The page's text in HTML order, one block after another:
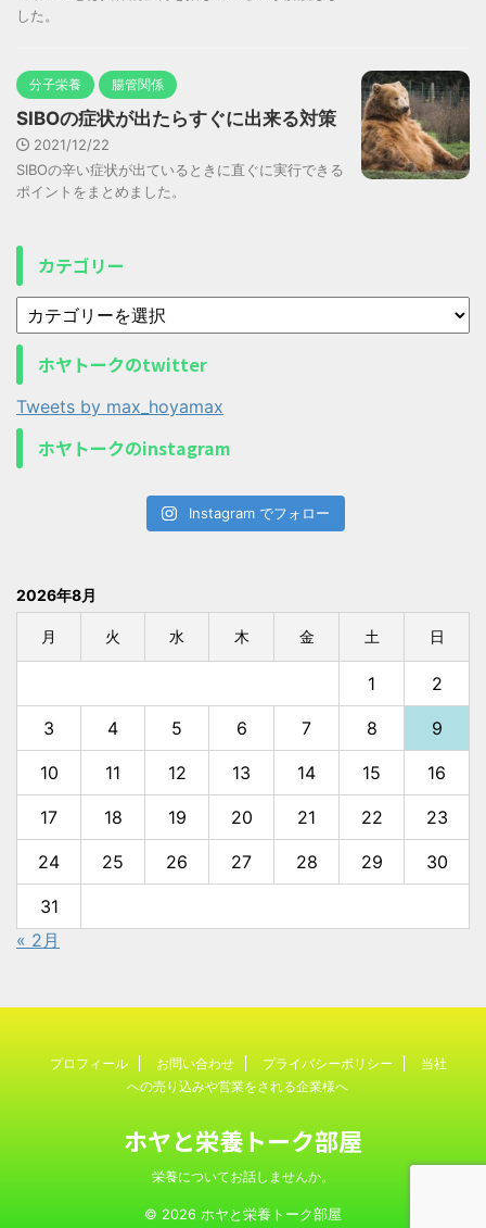
した。
分子栄養 腸管関係
SIBOの症状が出たらすぐに出来る対策
2021/12/22
SIBOの辛い症状が出ているときに直ぐに実行できる
ポイントをまとめました。
カテゴリー
ホヤトークのtwitter
Tweets by max_hoyamax
ホヤトークのinstagram
Instagram でフォロー
2026年8月
月 火 水 木 金 土 日
1 2
3 4 5 6 7 8 9
10 11 12 13 14 15 16
17 18 19 20 21 22 23
24 25 26 27 28 29 30
31
« 2月
プロフィール お問い合わせ プライバシーポリシー
当社
への売り込みや営業をされる企業様へ
ホヤと栄養トーク部屋
栄養についてお話しませんか。
© 2026 ホヤと栄養トーク部屋